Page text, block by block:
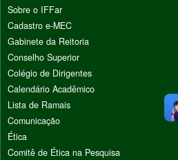
Sobre o IFFar
Cadastro e-MEC
Gabinete da Reitoria
Conselho Superior
Colégio de Dirigentes
Calendário Acadêmico
Lista de Ramais
Comunicação
Ética
Comitê de Ética na Pesquisa